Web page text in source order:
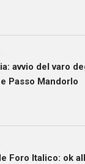
avvio del varo
Passo Mandorlo
Foro Italico: ok